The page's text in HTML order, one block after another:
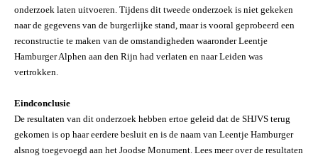
onderzoek laten uitvoeren. Tijdens dit tweede onderzoek is niet gekeken
naar de gegevens van de burgerlijke stand, maar is vooral geprobeerd een
reconstructie te maken van de omstandigheden waaronder Leentje
Hamburger Alphen aan den Rijn had verlaten en naar Leiden was
vertrokken.
Eindconclusie
De resultaten van dit onderzoek hebben ertoe geleid dat de SHJVS terug
gekomen is op haar eerdere besluit en is de naam van Leentje Hamburger
alsnog toegevoegd aan het Joodse Monument. Lees meer over de resultaten